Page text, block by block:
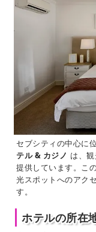
セブシティの中心に
テル & カジノ は、
提供しています。こ
光スポットへのアク
す。
ホテルの所在